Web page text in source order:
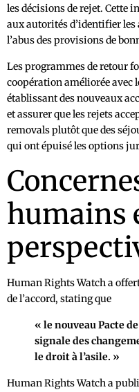
les décisions de rejet. Cette
aux autorités d’identifier les
l’abus des provisions de
Les programmes de retour
coopération améliorée avec
établissant des nouveaux
et assurer que les rejets
removals plutôt que des
qui ont épuisé les options
humains
Human Rights Watch a
de l’accord, stating que
« le nouveau Pacte
signale des
le droit à l’asile. »
Human Rights Watch a